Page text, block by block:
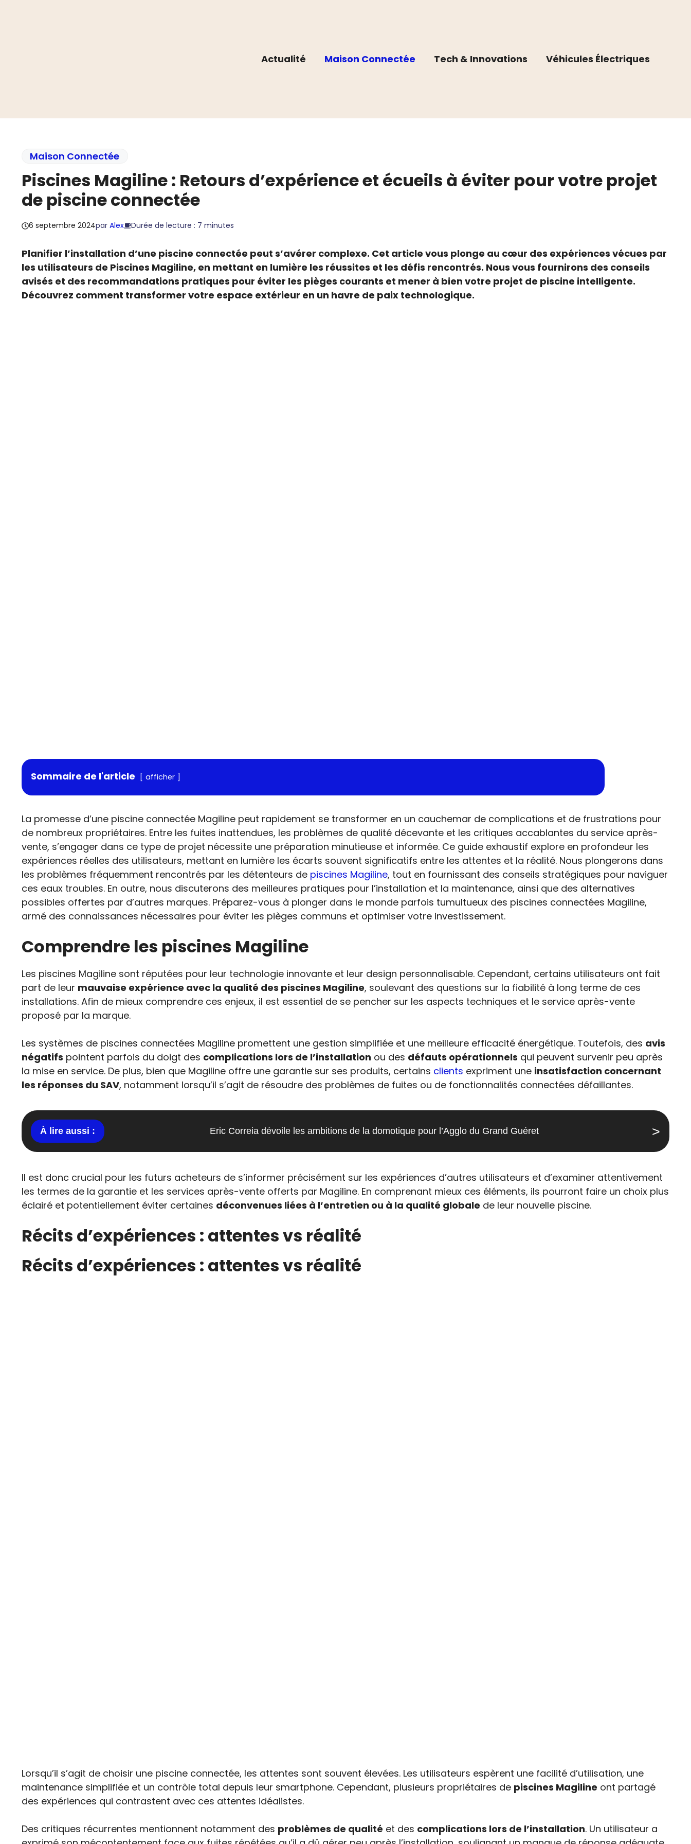
Actualité
Maison Connectée Tech & Innovations Véhicules Électriques
Maison Connectée
Piscines Magiline : Retours d’expérience et écueils à éviter pour votre projet
de piscine connectée
6 septembre 2024par Alex Durée de lecture : 7 minutes
Planifier l’installation d’une piscine connectée peut s’avérer complexe. Cet article vous plonge au cœur des expériences vécues par
les utilisateurs de Piscines Magiline, en mettant en lumière les réussites et les défis rencontrés. Nous vous fournirons des conseils
avisés et des recommandations pratiques pour éviter les pièges courants et mener à bien votre projet de piscine intelligente.
Découvrez comment transformer votre espace extérieur en un havre de paix technologique.
Sommaire de l'article afficher
La promesse d’une piscine connectée Magiline peut rapidement se transformer en un cauchemar de complications et de frustrations pour
de nombreux propriétaires. Entre les fuites inattendues, les problèmes de qualité décevante et les critiques accablantes du service après-
vente, s’engager dans ce type de projet nécessite une préparation minutieuse et informée. Ce guide exhaustif explore en profondeur les
expériences réelles des utilisateurs, mettant en lumière les écarts souvent significatifs entre les attentes et la réalité. Nous plongerons dans
les problèmes fréquemment rencontrés par les détenteurs de piscines Magiline, tout en fournissant des conseils stratégiques pour naviguer
ces eaux troubles. En outre, nous discuterons des meilleures pratiques pour l’installation et la maintenance, ainsi que des alternatives
possibles offertes par d’autres marques. Préparez-vous à plonger dans le monde parfois tumultueux des piscines connectées Magiline,
armé des connaissances nécessaires pour éviter les pièges communs et optimiser votre investissement.
Comprendre les piscines Magiline
Les piscines Magiline sont réputées pour leur technologie innovante et leur design personnalisable. Cependant, certains utilisateurs ont fait
part de leur mauvaise expérience avec la qualité des piscines Magiline, soulevant des questions sur la fiabilité à long terme de ces
installations. Afin de mieux comprendre ces enjeux, il est essentiel de se pencher sur les aspects techniques et le service après-vente
proposé par la marque.
Les systèmes de piscines connectées Magiline promettent une gestion simplifiée et une meilleure efficacité énergétique. Toutefois, des avis
négatifs pointent parfois du doigt des complications lors de l’installation ou des défauts opérationnels qui peuvent survenir peu après
la mise en service. De plus, bien que Magiline offre une garantie sur ses produits, certains clients expriment une insatisfaction concernant
les réponses du SAV, notamment lorsqu’il s’agit de résoudre des problèmes de fuites ou de fonctionnalités connectées défaillantes.
Eric Correia dévoile les ambitions de la domotique pour l’Agglo du Grand Guéret
Il est donc crucial pour les futurs acheteurs de s’informer précisément sur les expériences d’autres utilisateurs et d’examiner attentivement
les termes de la garantie et les services après-vente offerts par Magiline. En comprenant mieux ces éléments, ils pourront faire un choix plus
éclairé et potentiellement éviter certaines déconvenues liées à l’entretien ou à la qualité globale de leur nouvelle piscine.
Récits d’expériences : attentes vs réalité
Récits d’expériences : attentes vs réalité
Lorsqu’il s’agit de choisir une piscine connectée, les attentes sont souvent élevées. Les utilisateurs espèrent une facilité d’utilisation, une
maintenance simplifiée et un contrôle total depuis leur smartphone. Cependant, plusieurs propriétaires de piscines Magiline ont partagé
des expériences qui contrastent avec ces attentes idéalistes.
Des critiques récurrentes mentionnent notamment des problèmes de qualité et des complications lors de l’installation. Un utilisateur a